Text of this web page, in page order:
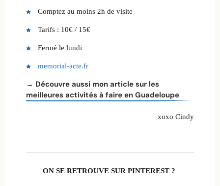
Comptez au moins 2h de visite
Tarifs : 10€ / 15€
Fermé le lundi
memorial-acte.fr
→ Découvre aussi mon article sur les
meilleures activités à faire en Guadeloupe
xoxo Cindy
ON SE RETROUVE SUR PINTEREST ?